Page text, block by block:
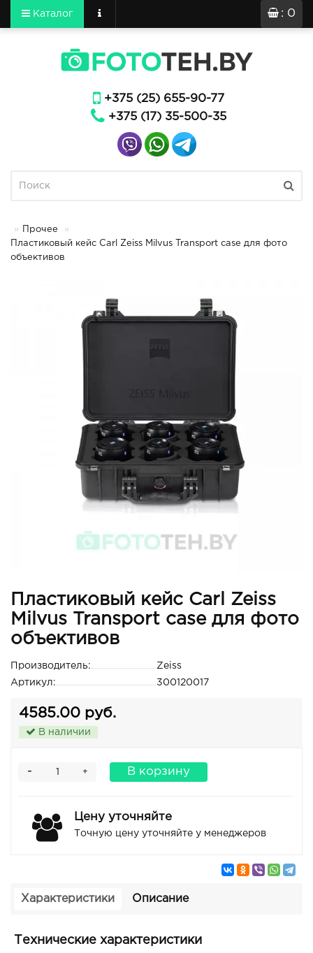
: 0
Каталог
+375 (25) 655-90-77
+375 (17) 35-500-35
Прочее
Пластиковый кейс Carl Zeiss Milvus Transport case для фото
объективов
Пластиковый кейс Carl Zeiss
Milvus Transport case для фото
объективов
Производитель:
Zeiss
Артикул:
300120017
4585.00 руб.
В наличии
+
- В корзину
Цену уточняйте
Точную цену уточняйте у менеджеров
Характеристики Описание
Технические характеристики